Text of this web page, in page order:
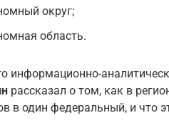
округ;
область.
информационно-
рассказал о том, как в
в один федеральный, и что